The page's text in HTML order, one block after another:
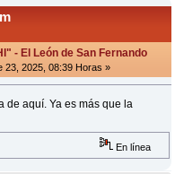
- El León de San Fernando
23, 2025, 08:39 Horas »
de aquí. Ya es más que la
En línea